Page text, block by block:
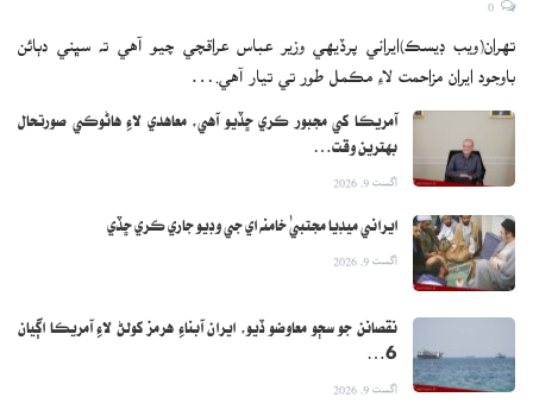
تهران(ويب ڊيسڪ)ايراني پرڏيهي وزير عباس عراقچي چيو آهي ته سڀني دٻائن
باوجود ايران مزاحمت لاءِ مڪمل طور تي تيار آهي.…
آمريڪا کي مجبور ڪري ڇڏيو آهي، معاهدي لاءِ هاڻوڪي صورتحال
بهترين وقت…
اگست 9, 2026
ايراني ميڊيا مجتبيٰ خامنه اي جي وڊيو جاري ڪري ڇڏي
اگست 9, 2026
نقصانن جو سڄو معاوضو ڏيو، ايران آبناءِ هرمز کولڻ لاءِ آمريڪا اڳيان
6…
اگست 9, 2026